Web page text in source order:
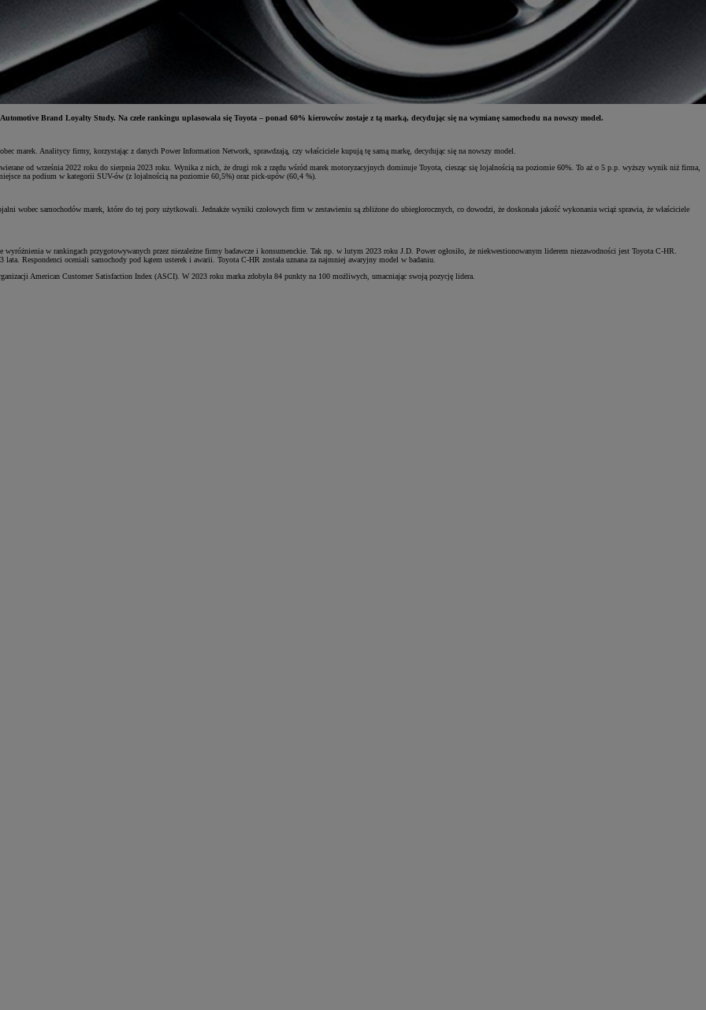
Brand Loyalty Study. Na czele rankingu uplasowała się Toyota – ponad 60% kierowców zostaje z tą marką, decydując się na wymianę samochodu na nowszy model.
marek. Analitycy firmy, korzystając z danych Power Information Network, sprawdzają, czy właściciele kupują tę samą markę, decydując się na nowszy model.
od września 2022 roku do sierpnia 2023 roku. Wynika z nich, że drugi rok z rzędu wśród marek motoryzacyjnych dominuje Toyota, ciesząc się lojalnością na poziomie 60%. To aż o 5 p.p. wyższy wynik niż firma,
na podium w kategorii SUV-ów (z lojalnością na poziomie 60,5%) oraz pick-upów (60,4 %).
wobec samochodów marek, które do tej pory użytkowali. Jednakże wyniki czołowych firm w zestawieniu są zbliżone do ubiegłorocznych, co dowodzi, że doskonała jakość wykonania wciąż sprawia, że właściciele
w rankingach przygotowywanych przez niezależne firmy badawcze i konsumenckie. Tak np. w lutym 2023 roku J.D. Power ogłosiło, że niekwestionowanym liderem niezawodności jest Toyota C-HR.
Respondenci oceniali samochody pod kątem usterek i awarii. Toyota C-HR została uznana za najmniej awaryjny model w badaniu.
American Customer Satisfaction Index (ASCI). W 2023 roku marka zdobyła 84 punkty na 100 możliwych, umacniając swoją pozycję lidera.